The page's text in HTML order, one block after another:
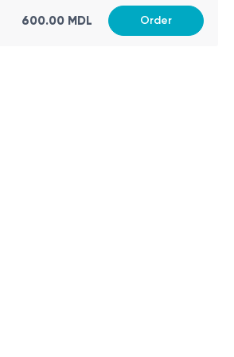
a anomaliilor articulare
600.00 MDL Order